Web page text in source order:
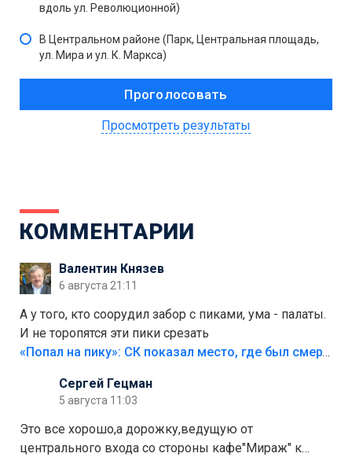
вдоль ул. Революционной)
В Центральном районе (Парк, Центральная площадь,
ул. Мира и ул. К. Маркса)
Просмотреть результаты
КОММЕНТАРИИ
Валентин Князев
6 августа 21:11
А у того, кто соорудил забор с пиками, ума - палаты.
И не торопятся эти пики срезать
«Попал на пику»: СК показал место, где был смертельно травмирован ребенок в Тольятти
Сергей Гецман
5 августа 11:03
Это все хорошо,а дорожку,ведущую от
центрального входа со стороны кафе"Мираж" к